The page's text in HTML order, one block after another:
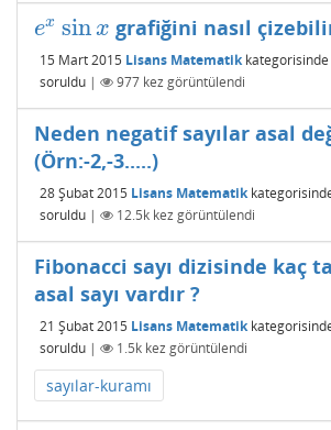
ex sin x
ex sinx grafiğini nasıl
15 Mart 2015 Lisans Matematikkategorisinde
soruldu | 977 kez görüntülendi
Neden negatif sayılar asal
(Örn:-2,-3.....)
28 Şubat 2015 Lisans Matematik
soruldu | 12.5k kez görüntülendi
Fibonacci sayı dizisinde kaç
asal sayı vardır ?
21 Şubat 2015 Lisans Matematik
soruldu | 1.5k kez görüntülendi
sayılar-kuramı